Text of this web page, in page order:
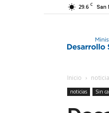
29.6 C San
Inicio
noticias Sin